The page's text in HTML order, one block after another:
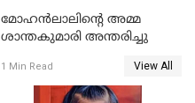
മോഹന്‍ലാലിന്‍റെ അമ്മ
ശാന്തകുമാരി അന്തരിച്ചു
1 Min Read View All